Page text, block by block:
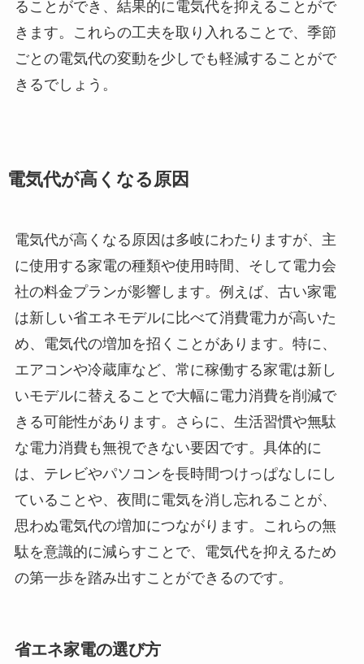
ることができ、結果的に電気代を抑えることがで
きます。これらの工夫を取り入れることで、季節
ごとの電気代の変動を少しでも軽減することがで
きるでしょう。
電気代が高くなる原因
電気代が高くなる原因は多岐にわたりますが、主
に使用する家電の種類や使用時間、そして電力会
社の料金プランが影響します。例えば、古い家電
は新しい省エネモデルに比べて消費電力が高いた
め、電気代の増加を招くことがあります。特に、
エアコンや冷蔵庫など、常に稼働する家電は新し
いモデルに替えることで大幅に電力消費を削減で
きる可能性があります。さらに、生活習慣や無駄
な電力消費も無視できない要因です。具体的に
は、テレビやパソコンを長時間つけっぱなしにし
ていることや、夜間に電気を消し忘れることが、
思わぬ電気代の増加につながります。これらの無
駄を意識的に減らすことで、電気代を抑えるため
の第一歩を踏み出すことができるのです。
省エネ家電の選び方